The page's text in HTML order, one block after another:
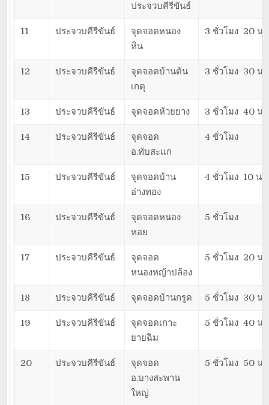
ประจวบคีรีขันธ์
11 ประจวบคีรีขันธ์
จุดจอดหนอง
หิน
3 ชั่วโมง 20 น
12 ประจวบคีรีขันธ์
จุดจอดบ้านต้น
เกตุ
3 ชั่วโมง 30 น
13 ประจวบคีรีขันธ์ จุดจอดห้วยยาง 3 ชั่วโมง 40 น
14 ประจวบคีรีขันธ์
จุดจอด
อ.ทับสะแก
4 ชั่วโมง
15 ประจวบคีรีขันธ์
จุดจอดบ้าน
อ่างทอง
4 ชั่วโมง 10 นา
16 ประจวบคีรีขันธ์
จุดจอดหนอง
หอย
5 ชั่วโมง
17 ประจวบคีรีขันธ์
จุดจอด
หนองหญ้าปล้อง
5 ชั่วโมง 20 น
18 ประจวบคีรีขันธ์ จุดจอดบ้านกรูด 5 ชั่วโมง 30 น
19 ประจวบคีรีขันธ์
จุดจอดเกาะ
ยายฉิม
5 ชั่วโมง 40 น
20 ประจวบคีรีขันธ์
จุดจอด
อ.บางสะพาน
ใหญ่
5 ชั่วโมง 50 น